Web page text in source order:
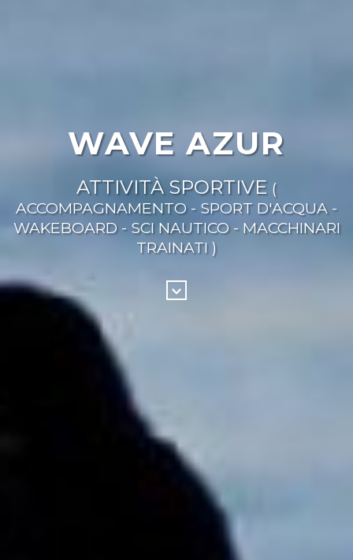
WAVE AZUR
ATTIVITÀ SPORTIVE (
ACCOMPAGNAMENTO - SPORT D'ACQUA -
WAKEBOARD - SCI NAUTICO - MACCHINARI
TRAINATI )